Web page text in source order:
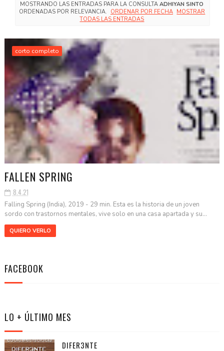
MOSTRANDO LAS ENTRADAS PARA LA CONSULTAADHIYAN SINTO
ORDENADAS POR RELEVANCIA. ORDENAR POR FECHA MOSTRAR
TODAS LAS ENTRADAS
corto completo
FALLEN SPRING
8.4.21
Falling Spring (India), 2019 - 29 min. Esta es la historia de un joven
sordo con trastornos mentales, vive solo en una casa apartada y su...
QUIERO VERLO
FACEBOOK
LO + ÚLTIMO MES
DIFER3NTE